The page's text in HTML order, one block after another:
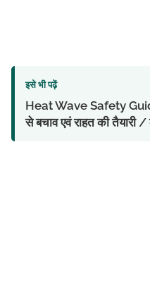
इसे भी पढ़ें
Heat Wave Safety
से बचाव एवं राहत की तैयारी